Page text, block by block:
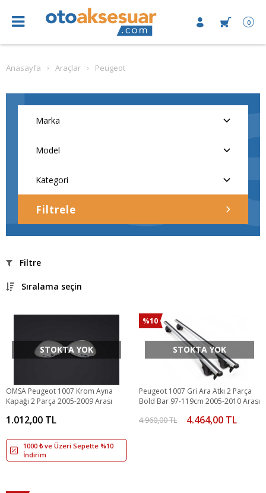
0
Anasayfa Araçlar Peugeot
Filtrele
Filtre
Sıralama seçin
STOKTA YOK
OMSA Peugeot 1007 Krom Ayna
Kapağı 2 Parça 2005-2009 Arası
1.012,00 TL
1000 ₺ ve Üzeri Sepette %10
İndirim
%10
STOKTA YOK
Peugeot 1007 Gri Ara Atkı 2 Parça
Bold Bar 97-119cm 2005-2010 Arası
4.960,00 TL 4.464,00 TL